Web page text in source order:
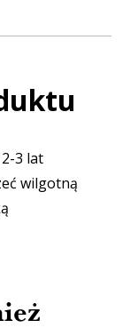
3 lat
wilgotną